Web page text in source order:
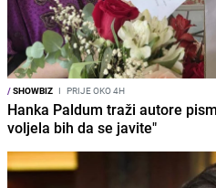
/SHOWBIZ I PRIJE OKO 4H
Hanka Paldum traži autore
voljela bih da se javite"